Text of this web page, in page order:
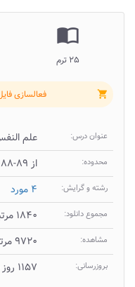
import_contacts
۲۵ ترم
shopping_cart فعالسازی
عنوان درس: علم
محدوده: از ۸۹-۸۸ تا ۱۴۰۲-۱۴۰۱
رشته و گرایش: ۴ مورد
مجموع دانلود: ۱۸۴۰ مرتبه
مشاهده: ۹۷۲۰ مرتبه
بروزرسانی: ۱۱۵۷ روز قبل